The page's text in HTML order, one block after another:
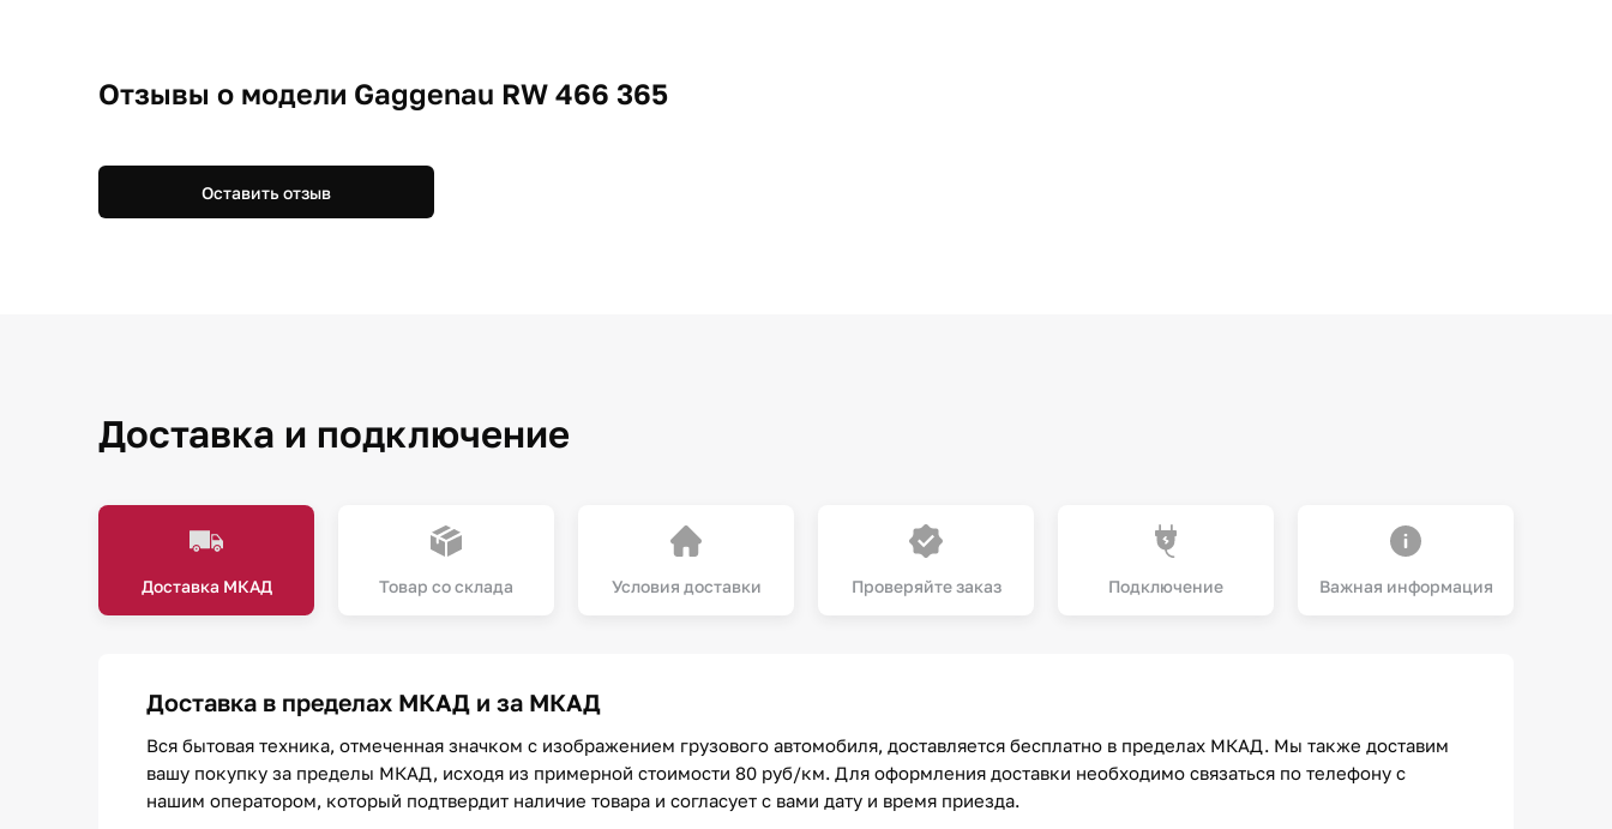
Отзывы о модели Gaggenau RW 466 365
Оставить отзыв
Доставка и подключение
Доставка МКАД Товар со склада Условия доставки Проверяйте заказ Подключение Важная информация
Доставка в пределах МКАД и за МКАД
Вся бытовая техника, отмеченная значком с изображением грузового автомобиля, доставляется бесплатно в пределах МКАД. Мы также доставим
вашу покупку за пределы МКАД, исходя из примерной стоимости 80 руб/км. Для оформления доставки необходимо связаться по телефону с
нашим оператором, который подтвердит наличие товара и согласует с вами дату и время приезда.